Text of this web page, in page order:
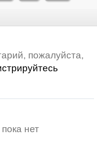
пожалуйста,
нет